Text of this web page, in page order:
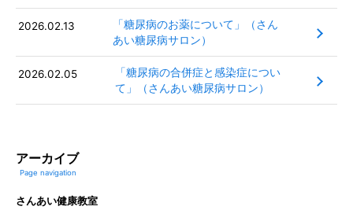
2026.02.13
「糖尿病のお薬について」（さん
あい糖尿病サロン）
2026.02.05
「糖尿病の合併症と感染症につい
て」（さんあい糖尿病サロン）
アーカイブ
Page navigation
さんあい健康教室